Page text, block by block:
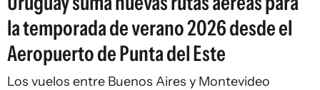
la temporada de verano 2026 desde el
Aeropuerto de Punta del Este
Los vuelos entre Buenos Aires y Montevideo